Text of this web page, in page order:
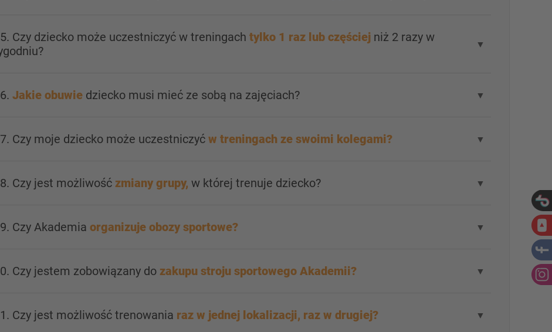
Czy dziecko może uczestniczyć w treningach tylko 1 raz lub częściejniż 2 razy w
▼
Jakie obuwiedziecko musi mieć ze sobą na zajęciach? ▼
Czy moje dziecko może uczestniczyć w treningach ze swoimi kolegami? ▼
Czy jest możliwośćzmiany grupy, w której trenuje dziecko? ▼
Czy Akademia organizuje obozy sportowe? ▼
Czy jestem zobowiązany do zakupu stroju sportowego Akademii? ▼
Czy jest możliwość trenowania raz w jednej lokalizacji, raz w drugiej? ▼